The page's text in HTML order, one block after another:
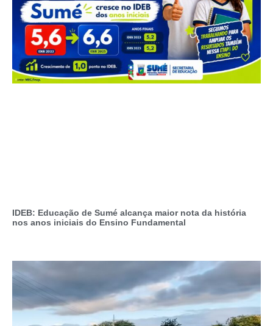
IDEB: Educação de Sumé alcança maior nota da história
nos anos iniciais do Ensino Fundamental